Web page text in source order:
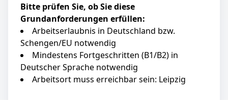
Bitte prüfen Sie, ob Sie diese
Grundanforderungen erfüllen:
Arbeitserlaubnis in Deutschland bzw.
Schengen/EU notwendig
Mindestens Fortgeschritten (B1/B2) in
Deutscher Sprache notwendig
Arbeitsort muss erreichbar sein: Leipzig